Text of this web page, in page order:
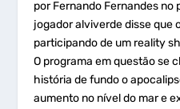
por Fernando Fernandes no
jogador alviverde disse que
participando de um reality
O programa em questão se
história de fundo o
aumento no nível do mar e